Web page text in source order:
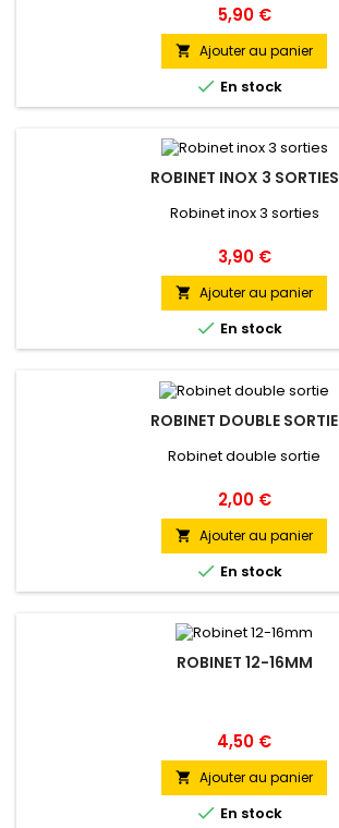
Prix
5,90 €
 Ajouter au panier
 En stock
ROBINET INOX 3 SORTIES
Robinet inox 3 sorties
Prix
3,90 €
 Ajouter au panier
 En stock
ROBINET DOUBLE SORTIE
Robinet double sortie
Prix
2,00 €
 Ajouter au panier
 En stock
ROBINET 12-16MM
Prix
4,50 €
 Ajouter au panier
 En stock